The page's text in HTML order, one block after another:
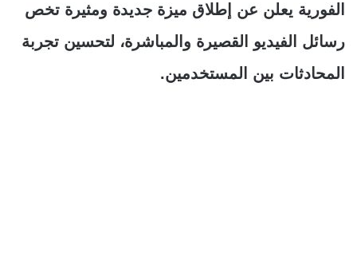
الفورية يعلن عن إطلاق ميزة جديدة ومثيرة تخص
رسائل الفيديو القصيرة والمباشرة، لتحسين تجربة
المحادثات بين المستخدمين.